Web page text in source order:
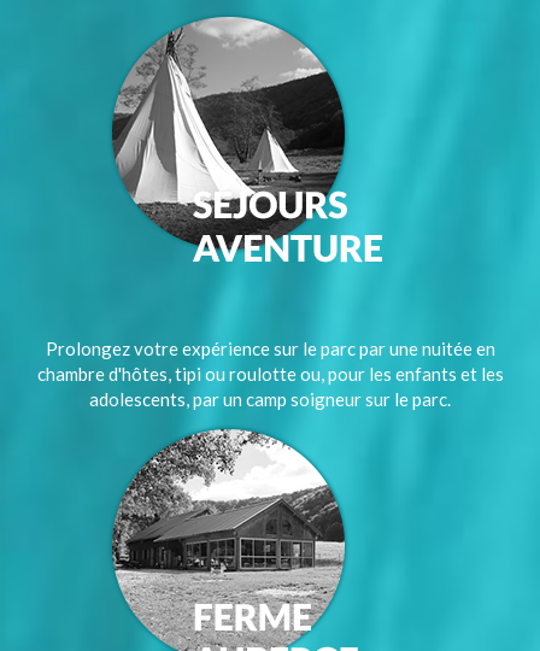
Prolongez votre expérience sur le parc par une nuitée en
chambre d'hôtes, tipi ou roulotte ou, pour les enfants et les
adolescents, par un camp soigneur sur le parc.